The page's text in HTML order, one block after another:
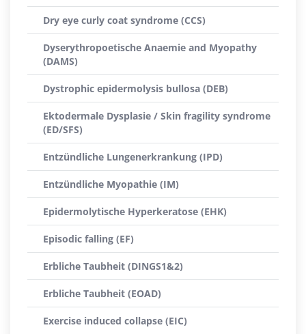
Dry eye curly coat syndrome (CCS)
Dyserythropoetische Anaemie and Myopathy
(DAMS)
Dystrophic epidermolysis bullosa (DEB)
Ektodermale Dysplasie / Skin fragility syndrome
(ED/SFS)
Entzündliche Lungenerkrankung (IPD)
Entzündliche Myopathie (IM)
Epidermolytische Hyperkeratose (EHK)
Episodic falling (EF)
Erbliche Taubheit (DINGS1&2)
Erbliche Taubheit (EOAD)
Exercise induced collapse (EIC)